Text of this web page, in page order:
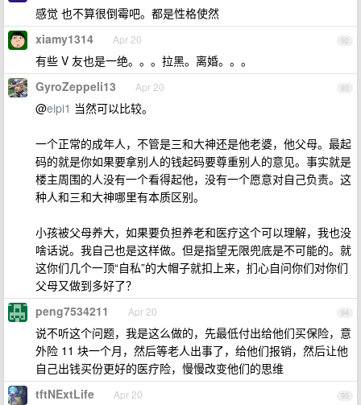
感觉 也不算很倒霉吧。都是性格使然
92
xiamy1314 Apr 20
有些 V 友也是一绝。。。拉黑。离婚。。。
93
GyroZeppeli13 Apr 20
@eipi1 当然可以比较。
一个正常的成年人，不管是三和大神还是他老婆，他父母。最起
码的就是你如果要拿别人的钱起码要尊重别人的意见。事实就是
楼主周围的人没有一个看得起他，没有一个愿意对自己负责。这
种人和三和大神哪里有本质区别。
小孩被父母养大，如果要负担养老和医疗这个可以理解，我也没
啥话说。我自己也是这样做。但是指望无限兜底是不可能的。就
这你们几个一顶“自私”的大帽子就扣上来，扪心自问你们对你们
父母又做到多好了？
94
peng7534211 Apr 20
说不听这个问题，我是这么做的，先最低付出给他们买保险，意
外险 11 块一个月，然后等老人出事了，给他们报销，然后让他
自己出钱买份更好的医疗险，慢慢改变他们的思维
95
tftNExtLife Apr 20